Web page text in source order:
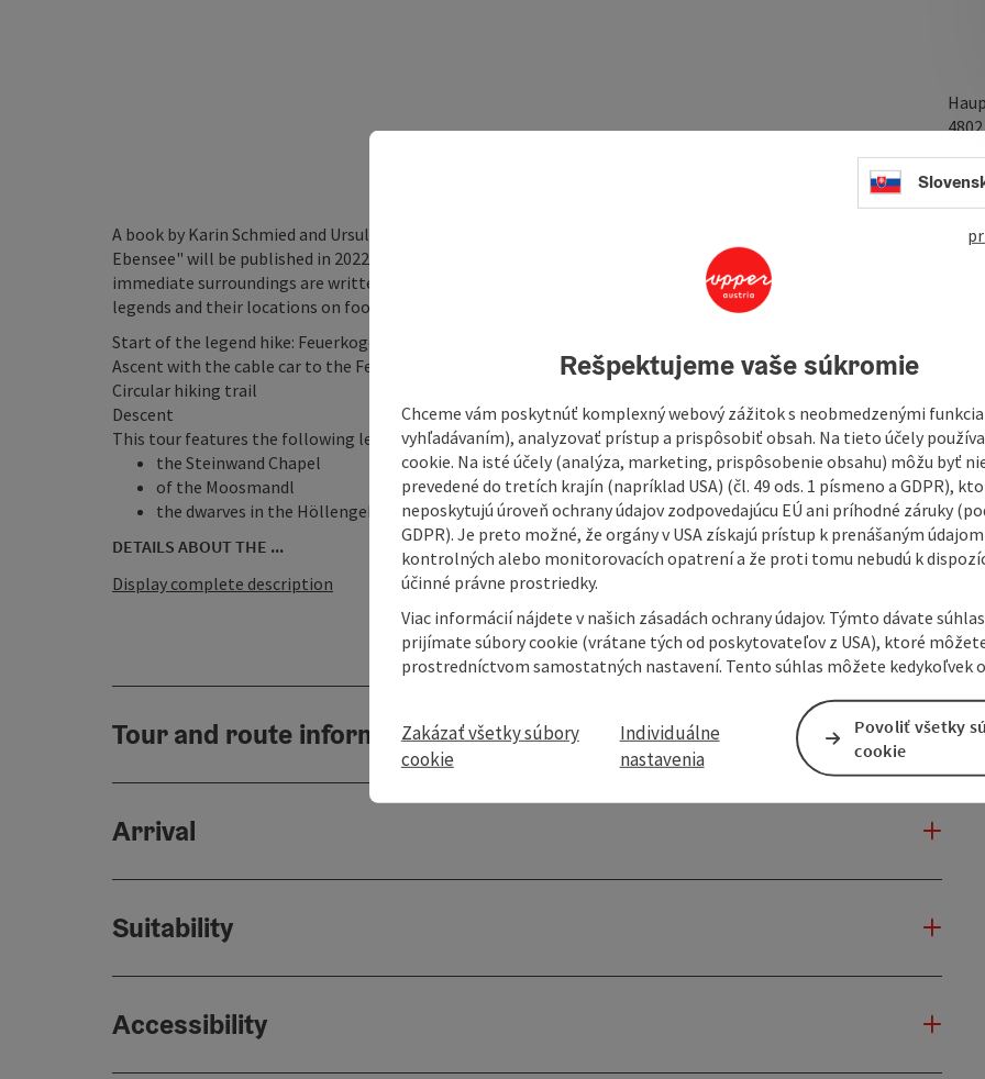
4802
A book by Karin Schmied and Ursula Rohrweck (both from the Ebensee library) entitled "Sagenhaftes
Ebensee" will be published in 2022, in which 32 legends from the Traunsee municipality of Ebensee and its
immediate surroundings are written down. On the 8 legend trails, you can follow in the footsteps of the
legends and their locations on foot or in some cases by bike.
Start of the legend hike: Feuerkogel valley station car park
Ascent with the cable car to the Feuerkogel plateau
Circular hiking trail
Descent
This tour features the following legends:
the Steinwand Chapel
of the Moosmandl
the dwarves in the Höllengebirge
DETAILS ABOUT THE ...
Display complete description
Tour and route information
Arrival
Suitability
Accessibility
Rešpektujeme vaše súkromie
Chceme vám poskytnúť komplexný webový zážitok s neobmedzenými
vyhľadávaním), analyzovať prístup a prispôsobiť obsah. Na tieto účely
cookie. Na isté účely (analýza, marketing, prispôsobenie obsahu) môžu byť
prevedené do tretích krajín (napríklad USA) (čl. 49 ods. 1 písmeno a GDPR),
neposkytujú úroveň ochrany údajov zodpovedajúcu EÚ ani príhodné záruky
GDPR). Je preto možné, že orgány v USA získajú prístup k prenášaným
kontrolných alebo monitorovacích opatrení a že proti tomu nebudú k
účinné právne prostriedky.
Viac informácií nájdete v našich zásadách ochrany údajov. Týmto dávate
prijímate súbory cookie (vrátane tých od poskytovateľov z USA), ktoré
prostredníctvom samostatných nastavení. Tento súhlas môžete kedykoľvek
Zakázať všetky súbory
cookie
Individuálne
nastavenia
Povoliť všetky
cookie